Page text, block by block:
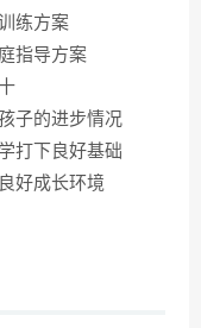
练方案
指导方案
子的进步情况
打下良好基础
好成长环境